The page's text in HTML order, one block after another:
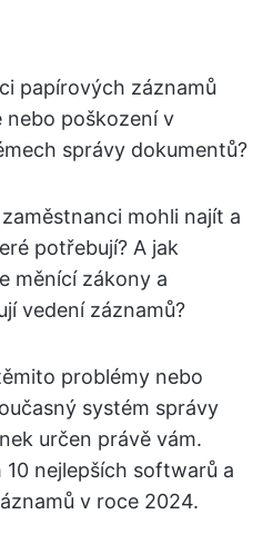
papírových záznamů
poškození v
správy dokumentů?
mohli najít a
potřebují? A jak
měnící zákony a
vedení záznamů?
problémy nebo
systém správy
určen právě vám.
10 nejlepších softwarů a
v roce 2024.